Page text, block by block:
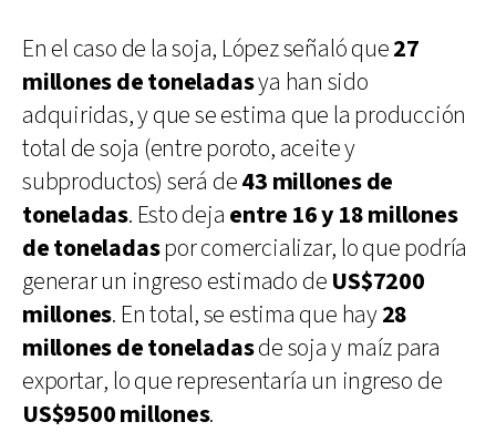
En el caso de la soja, López señaló que27
millones de toneladasya han sido
adquiridas, y que se estima que la producción
total de soja (entre poroto, aceite y
subproductos) será de43 millones de
toneladas. Esto deja entre 16 y 18 millones
de toneladaspor comercializar, lo que podría
generar un ingreso estimado de US$7200
millones. En total, se estima que hay28
millones de toneladasde soja y maíz para
exportar, lo que representaría un ingreso de
US$9500 millones.